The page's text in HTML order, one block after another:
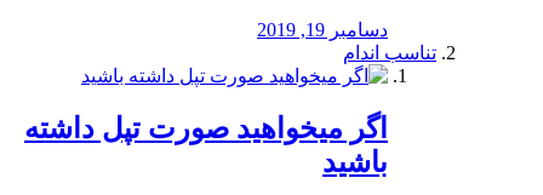
دسامبر 19, 2019
تناسب اندام
اگر میخواهید صورت تپل داشته
باشید